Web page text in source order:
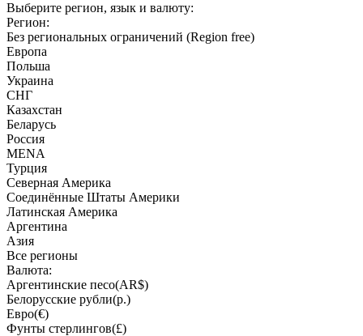
Выберите регион, язык и валюту:
Регион:
Без региональных ограничений (Region free)
Европа
Польша
Украина
СНГ
Казахстан
Беларусь
Россия
MENA
Турция
Северная Америка
Соединённые Штаты Америки
Латинская Америка
Аргентина
Азия
Все регионы
Валюта:
Аргентинские песо(AR$)
Белорусские рубли(р.)
Евро(€)
Фунты стерлингов(£)